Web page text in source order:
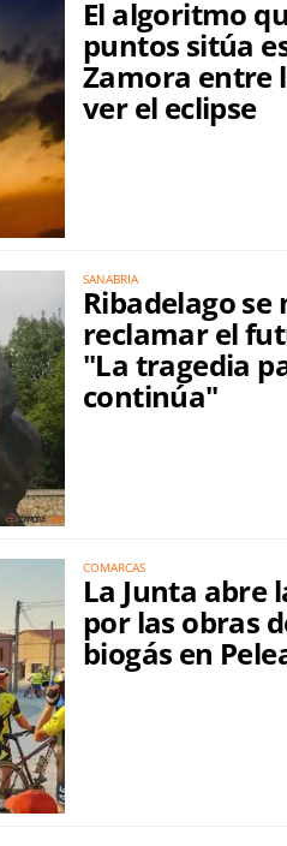
El algoritmo
puntos sitúa
Zamora entre
ver el eclipse
SANABRIA
Ribadelago
reclamar el
"La tragedia
continúa"
COMARCAS
La Junta abre
por las obras
biogás en